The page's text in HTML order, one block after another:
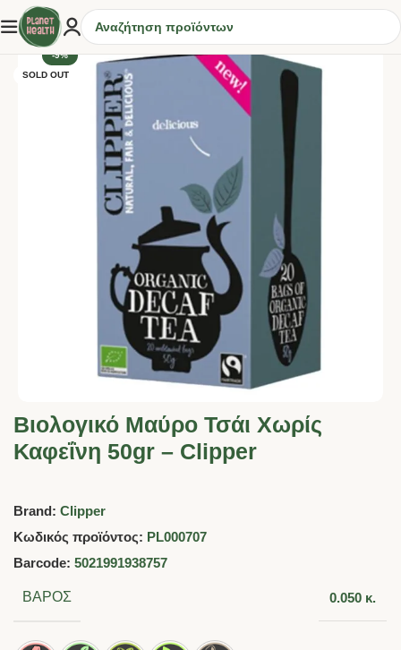
-9%
SOLD OUT
Βιολογικό Μαύρο Τσάι Χωρίς
Καφεΐνη 50gr – Clipper
Brand: Clipper
Κωδικός προϊόντος: PL000707
Barcode: 5021991938757
ΒΆΡΟΣ 0.050 κ.